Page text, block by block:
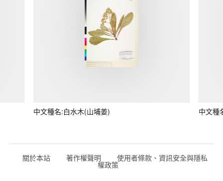
中文種名:白水木(山埔姜) 中文種
關於本站 著作權聲明 使用者條款、資訊安全與隱私
權政策